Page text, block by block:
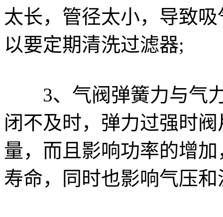
太长，管径太小，导致
以要定期清洗过滤器;
3、气阀弹簧力与气力
闭不及时，弹力过强时
量，而且影响功率的增
寿命，同时也影响气压